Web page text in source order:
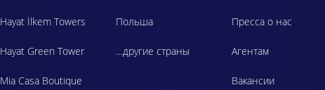
Hayat İlkem Towers
Hayat Green Tower
Mia Casa Boutique
Польша
…другие страны
Пресса о нас
Агентам
Вакансии